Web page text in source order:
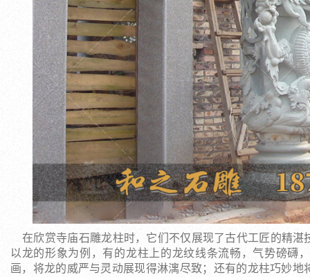
在欣赏寺庙石雕龙柱时，它们不仅展现了古代工匠的精湛
以龙的形象为例，有的龙柱上的龙纹线条流畅，气势磅礴
画，将龙的威严与灵动展现得淋漓尽致；还有的龙柱巧妙